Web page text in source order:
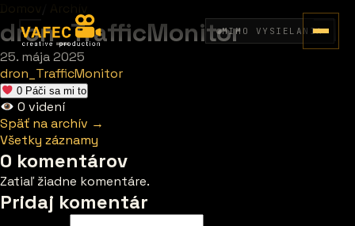
MIMO VYSIELANIA
Domov Archív
dron_TrafficMonitor
25. mája 2025
dron_TrafficMonitor
0 Páči sa mi to
0 videní
Späť na archív →
Všetky záznamy
0 komentárov
Zatiaľ žiadne komentáre.
Pridaj komentár